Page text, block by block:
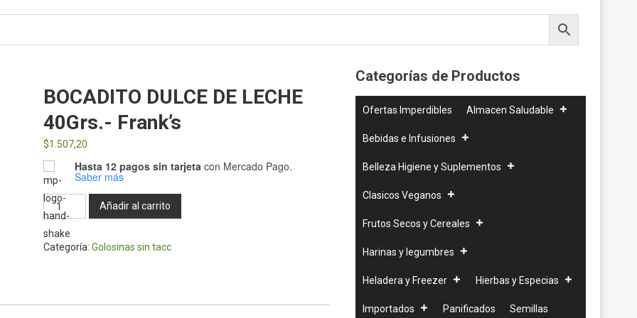
BOCADITO DULCE DE LECHE
40Grs.- Frank’s
$1.507,20
Hasta 12 pagos sin tarjetacon Mercado Pago.
Saber más
BOCADITO
DULCE
DE
LECHE
cantidad
Añadir al carrito
Categoría: Golosinas sin tacc
Categorías de Productos
Ofertas Imperdibles Almacen Saludable
Bebidas e Infusiones
Belleza Higiene y Suplementos
Clasicos Veganos
Frutos Secos y Cereales
Harinas y legumbres
Heladera y Freezer Hierbas y Especias
Importados Panificados Semillas